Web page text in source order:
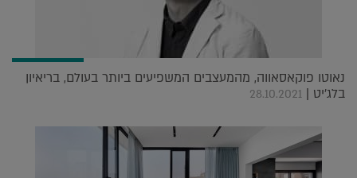
נאוטו פוקאסאווה, מהמעצבים המשפיעים ביותר בעולם, בריאיון
בלג'יט | 28.10.2021